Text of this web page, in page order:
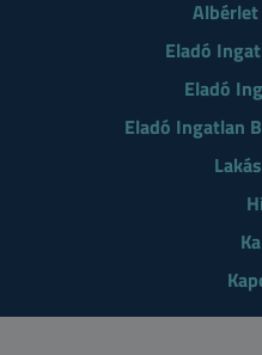
Eladó
Eladó
Eladó Ingatlan